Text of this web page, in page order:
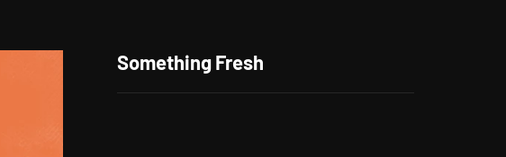
Something FreshPelanggan Setia, CITILINK
LinkMiles Festival